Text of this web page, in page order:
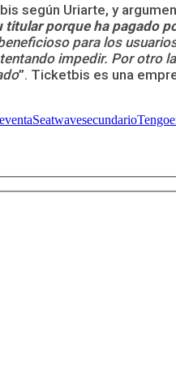
según Uriarte, y
titular porque ha pagado
para los
impedir. Por otro
”. Ticketbis es una
Seatwavesecundario